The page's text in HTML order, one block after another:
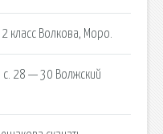
класс Волкова, Моро.
с. 28 — 30 Волжский